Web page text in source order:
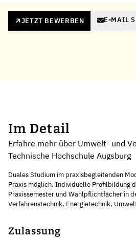
JETZT BEWERBEN E-MAIL
Im Detail
Erfahre mehr über Umwelt- und
Technische Hochschule Augsburg
Duales Studium im praxisbegleitenden
Praxis möglich. Individuelle Profilbildung
Praxissemester und Wahlpflichtfächer in
Verfahrenstechnik, Energietechnik,
Zulassung